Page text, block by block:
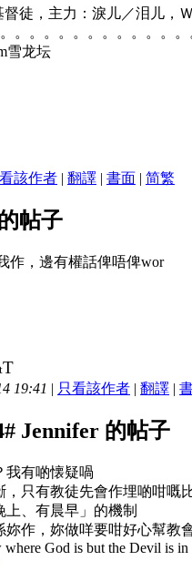
督徒，主力：淚儿／泪儿，
。。。。。。。。。。。
雪龙坛
該作者 | 翻譯 | 書面 | 简繁
帖子
作，邊有權話俾唔俾wor
tT
19:41 | 只看該作者 | 翻譯 |
Jennifer 的帖子
我有啲懐疑喎
，只有教徒先會作埋啲咁嘅
上、有晨早」的機制
妳作，妳做咩要咁好心幫教
God is but the Devil is in